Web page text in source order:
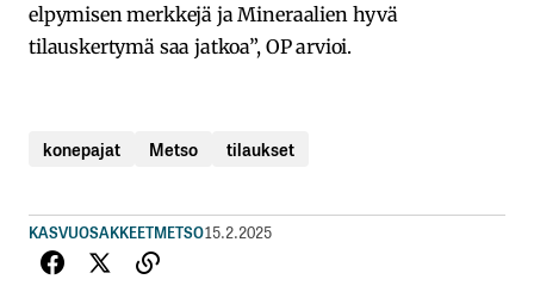
elpymisen merkkejä ja Mineraalien hyvä
tilauskertymä saa jatkoa”, OP arvioi.
konepajat Metso tilaukset
KASVUOSAKKEETMETSO15.2.2025